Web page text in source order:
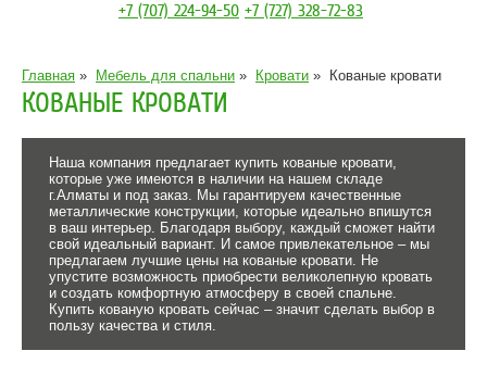
+7 (707) 224-94-50 +7 (727) 328-72-83
Главная » Мебель для спальни » Кровати » Кованые кровати
КОВАНЫЕ КРОВАТИ
Наша компания предлагает купить кованые кровати,
которые уже имеются в наличии на нашем складе
г.Алматы и под заказ. Мы гарантируем качественные
металлические конструкции, которые идеально впишутся
в ваш интерьер. Благодаря выбору, каждый сможет найти
свой идеальный вариант. И самое привлекательное – мы
предлагаем лучшие цены на кованые кровати. Не
упустите возможность приобрести великолепную кровать
и создать комфортную атмосферу в своей спальне.
Купить кованую кровать сейчас – значит сделать выбор в
пользу качества и стиля.